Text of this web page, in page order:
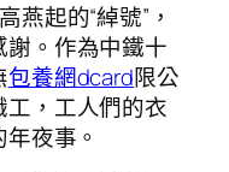
燕起的“綽號”，
謝。作為中鐵十
包養網dcard限公
工，工人們的衣
夜事。